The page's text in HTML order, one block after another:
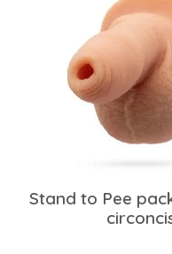
Stand to Pee